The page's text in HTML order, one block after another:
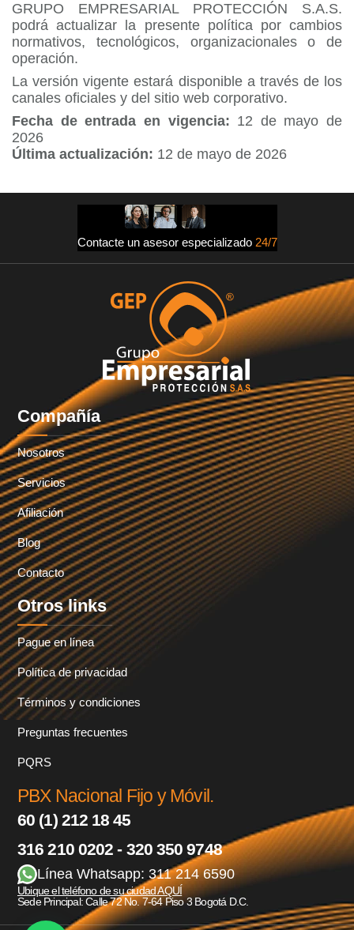
GRUPO EMPRESARIAL PROTECCIÓN S.A.S.
podrá actualizar la presente política por cambios
normativos, tecnológicos, organizacionales o de
operación.
La versión vigente estará disponible a través de los
canales oficiales y del sitio web corporativo.
Fecha de entrada en vigencia: 12 de mayo de
2026
Última actualización: 12 de mayo de 2026
Contacte un asesor especializado 24/7
Compañía
Nosotros
Servicios
Afiliación
Blog
Contacto
Otros links
Pague en línea
Política de privacidad
Términos y condiciones
Preguntas frecuentes
PQRS
PBX Nacional Fijo y Móvil.
60 (1) 212 18 45
316 210 0202 - 320 350 9748
Línea Whatsapp: 311 214 6590
Ubique el teléfono de su ciudad AQUÍ
Sede Principal: Calle 72 No. 7-64 Piso 3 Bogotá D.C.